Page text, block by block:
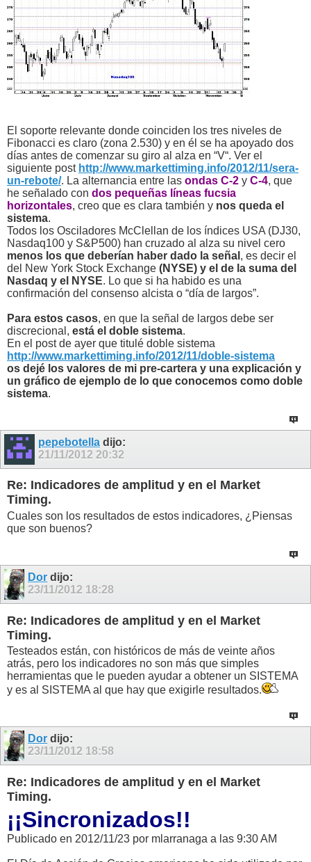
El soporte relevante donde coinciden los tres niveles de
Fibonacci es claro (zona 2.530) y en él se ha apoyado dos
días antes de comenzar su giro al alza en “V“. Ver el
siguiente post http://www.markettiming.info/2012/11/sera-
un-rebote/. La alternancia entre las ondas C-2 y C-4, que
he señalado con dos pequeñas líneas fucsia
horizontales, creo que es clara también y nos queda el
sistema.
Todos los Osciladores McClellan de los índices USA (DJ30,
Nasdaq100 y S&P500) han cruzado al alza su nivel cero
menos los que deberían haber dado la señal , es decir el
del New York Stock Exchange (NYSE) y el de la suma del
Nasdaq y el NYSE. Lo que si ha habido es una
confirmación del consenso alcista o “día de largos”.
Para estos casos, en que la señal de largos debe ser
discrecional, está el doble sistema.
En el post de ayer que titulé doble sistema
http://www.markettiming.info/2012/11/doble-sistema
os dejé los valores de mi pre-cartera y una explicación y
un gráfico de ejemplo de lo que conocemos como doble
sistema.
pepebotella dijo:
21/11/2012 20:32
Re: Indicadores de amplitud y en el Market
Timing.
Cuales son los resultados de estos indicadores, ¿Piensas
que son buenos?
Dor dijo:
23/11/2012 18:28
Re: Indicadores de amplitud y en el Market
Timing.
Testeados están, con históricos de más de veinte años
atrás, pero los indicadores no son más que simples
herramientas que le pueden ayudar a obtener un SISTEMA
y es al SISTEMA al que hay que exigirle resultados.
Dor dijo:
23/11/2012 18:58
Re: Indicadores de amplitud y en el Market
Timing.
¡¡Sincronizados!!
Publicado en 2012/11/23 por mlarranaga a las 9:30 AM